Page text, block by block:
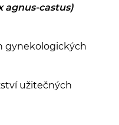
agnus-castus)
gynekologických
užitečných